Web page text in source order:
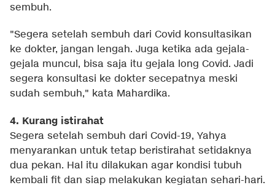
sembuh.
"Segera setelah sembuh dari Covid konsultasikan
ke dokter, jangan lengah. Juga ketika ada gejala-
gejala muncul, bisa saja itu gejala long Covid. Jadi
segera konsultasi ke dokter secepatnya meski
sudah sembuh," kata Mahardika.
4. Kurang istirahat
Segera setelah sembuh dari Covid-19, Yahya
menyarankan untuk tetap beristirahat setidaknya
dua pekan. Hal itu dilakukan agar kondisi tubuh
kembali fit dan siap melakukan kegiatan sehari-hari.